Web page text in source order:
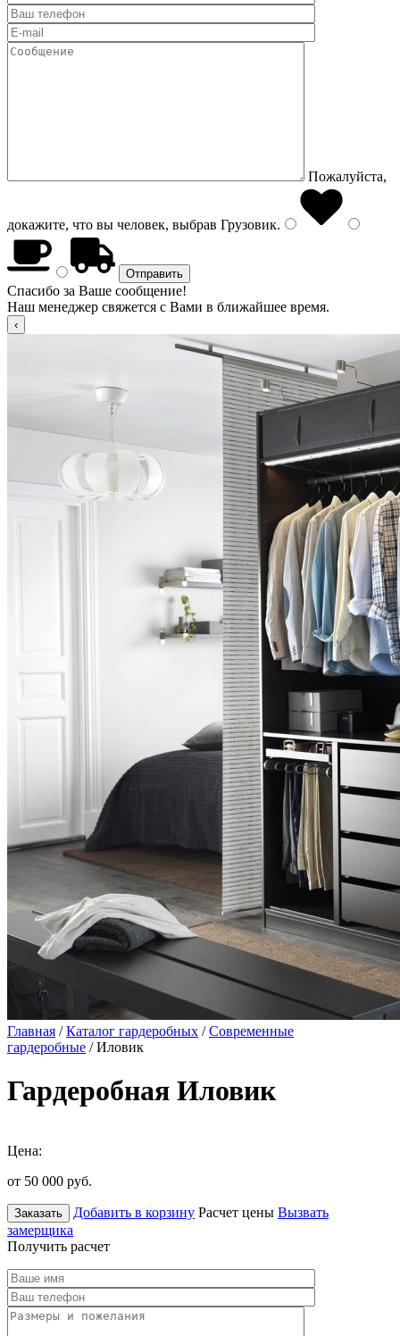
Пожалуйста,
докажите, что вы человек, выбрав Грузовик.
Спасибо за Ваше сообщение!
Наш менеджер свяжется с Вами в ближайшее время.
Главная /Каталог гардеробных /Современные
гардеробные / Иловик
Гардеробная Иловик
Цена:
от 50 000 руб.
Заказать Добавить в корзину Расчет цены Вызвать
замерщика
Получить расчет